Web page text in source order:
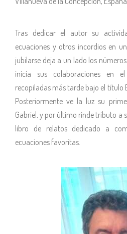
Tras dedicar el autor su
ecuaciones y otros incordios en
jubilarse deja a un lado los
inicia sus colaboraciones en
recopiladas más tarde bajo el título
Posteriormente ve la luz su
Gabriel, y por último rinde tributo a
libro de relatos dedicado a
ecuaciones favoritas.